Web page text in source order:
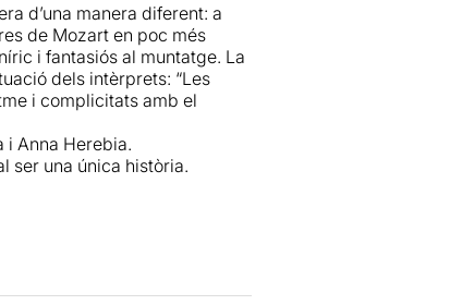
mozartiano relleno de
entero deLas bodas de
el espectáculo, hay que
resaltar una cuestión
Ramon Ivarsy la misma
d’una manera diferent: a
de Mozart en poc més
i fantasiós al muntatge. La
dels intèrprets: “Les
i complicitats amb el
i Anna Herebia.
ser una única història.